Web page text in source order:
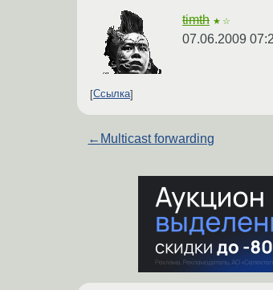
timth ★☆
07.06.2009
Ссылка
← Multicast forwarding